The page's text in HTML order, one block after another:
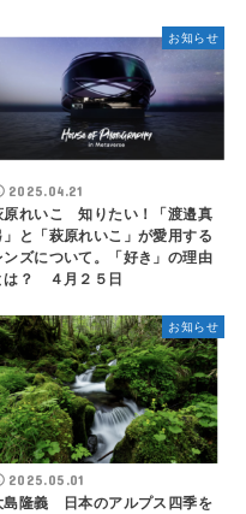
お知らせ
2025.04.21
原れいこ 知りたい！「渡邉真
」と「萩原れいこ」が愛用する
ンズについて。「好き」の理由
は？ ４月２５日
お知らせ
2025.05.01
島隆義 日本のアルプス四季を